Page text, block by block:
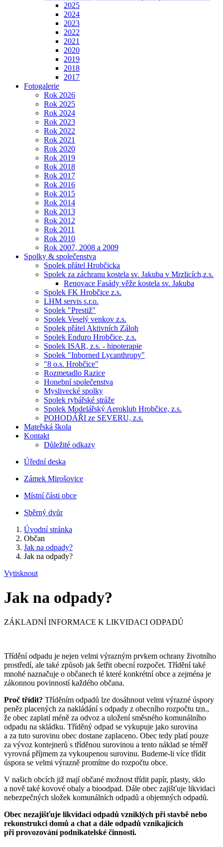
2025
2024
2023
2022
2021
2020
2019
2018
2017
Fotogalerie
Rok 2026
Rok 2025
Rok 2024
Rok 2023
Rok 2022
Rok 2021
Rok 2020
Rok 2019
Rok 2018
Rok 2017
Rok 2016
Rok 2015
Rok 2014
Rok 2013
Rok 2012
Rok 2011
Rok 2010
Rok 2007, 2008 a 2009
Spolky & společenstva
Spolek přátel Hrobčicka
Spolek za záchranu kostela sv. Jakuba v Mrzlicích,z.s.
Renovace Fasády věže kostela sv. Jakuba
Spolek FK Hrobčice z.s.
LHM servis s.r.o.
Spolek "Prestiž"
Spolek Veselý venkov z.s.
Spolek přátel Aktivních Záloh
Spolek Enduro Hrobčice, z.s.
Spolek ISAR, z.s. - hipoterapie
Spolek "Inborned Lycanthropy"
"8 o.s. Hrobčice"
Rozmetadlo Razice
Honební společenstva
Myslivecké spolky
Spolek rybářské stráže
Spolek Modelářský Aeroklub Hrobčice, z.s.
POHODÁŘI ze SEVERU, z.s.
Mateřská škola
Kontakt
Důležité odkazy
Úřední deska
Zámek Mirošovice
Místní části obce
Sběrný dvůr
Úvodní stránka
Občan
Jak na odpady?
Jak na odpady?
Vytisknout
Jak na odpady?
ZÁKLADNÍ INFORMACE K LIKVIDACI ODPADŮ
Třídění odpadu je nejen velmi výrazným prvkem ochrany životního
prostředí, ale také způsob jak šetřit obecní rozpočet. Třídění také
mnohé naznačuje o občanech té které konkrétní obce a zejména je
zákonnou povinností každého občana.
Proč třídit? Tříděním odpadů lze dosáhnout velmi výrazné úspory
peněz placených za nakládání s odpady z obecního rozpočtu tzn.,
že obec zaplatí méně za odvoz a uložení směsného komunálního
odpadu na skládku. Tříděný odpad se vykupuje jako surovina
a za tuto surovinu obec dostane zaplaceno. Obec tedy platí pouze
za vývoz kontejnerů s tříděnou surovinou a tento náklad se téměř
vyrovná příjmem za vykoupenou surovinu. Budeme-li více třídit
úspora se velmi výrazně promítne do rozpočtu obce.
V našich obcích již mají občané možnost třídit papír, plasty, sklo
a nově také kovové obaly a bioodpad. Dále obec zajišťuje likvidaci
nebezpečných složek komunálních odpadů a objemných odpadů.
Obec nezajišťuje likvidaci odpadů vzniklých při stavbě nebo
rekonstrukci domů a chat a dále odpadů vznikajících
při provozování podnikatelské činnosti.